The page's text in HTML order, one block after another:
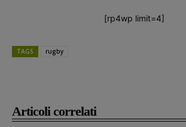
Articoli correlati
[rp4wp limit=4]
TAGS rugby